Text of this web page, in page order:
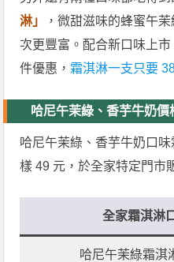
淋」
，微甜滋味的蜂蜜午
次更豐富。配合新口味上
件優惠， 霜淇淋一支只要
哈尼午茉綠、香芋牛奶價
哈尼午茉綠、香芋牛奶口
樣 49 元，於全家特定門市
全家霜淇淋
哈尼午茉綠霜淇